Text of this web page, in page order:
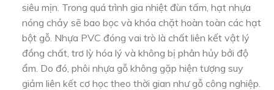
siêu mịn. Trong quá trình gia nhiệt đùn tấm, hạt nhựa
nóng chảy sẽ bao bọc và khóa chặt hoàn toàn các hạt
bột gỗ. Nhựa PVC đóng vai trò là chất liên kết vật lý
đồng chất, trơ lỳ hóa lý và không bị phân hủy bởi độ
ẩm. Do đó, phôi nhựa gỗ không gặp hiện tượng suy
giảm liên kết cơ học theo thời gian như gỗ công nghiệp.